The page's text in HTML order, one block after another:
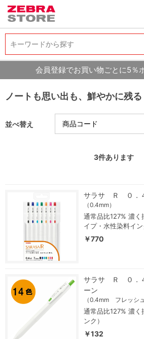
キーワードから探す
キーワードから探す
会員登録でお買い物ごとに5％
ノートも思い出も、鮮やかに残
並べ替え
3件あります
サラサ Ｒ ０．
（0.4mm）
通常品比127% 濃く
イプ・水性染料イン
￥770
サラサ Ｒ ０．
ーン
（0.4mm フレッシ
通常品比127% 濃く
ンク）
￥132